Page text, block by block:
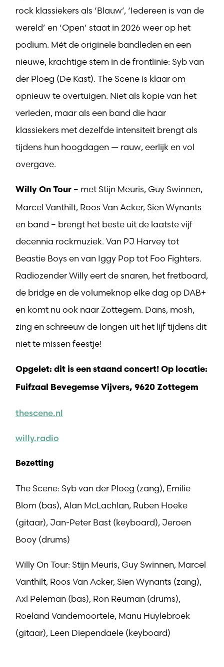
rock klassiekers als ‘Blauw’, ‘Iedereen is van de
wereld’ en ‘Open’ staat in 2026 weer op het
podium. Mét de originele bandleden en een
nieuwe, krachtige stem in de frontlinie: Syb van
der Ploeg (De Kast). The Scene is klaar om
opnieuw te overtuigen. Niet als kopie van het
verleden, maar als een band die haar
klassiekers met dezelfde intensiteit brengt als
tijdens hun hoogdagen — rauw, eerlijk en vol
overgave.
Willy On Tour – met Stijn Meuris, Guy Swinnen,
Marcel Vanthilt, Roos Van Acker, Sien Wynants
en band – brengt het beste uit de laatste vijf
decennia rockmuziek. Van PJ Harvey tot
Beastie Boys en van Iggy Pop tot Foo Fighters.
Radiozender Willy eert de snaren, het fretboard,
de bridge en de volumeknop elke dag op DAB+
en komt nu ook naar Zottegem. Dans, mosh,
zing en schreeuw de longen uit het lijf tijdens dit
niet te missen feestje!
Opgelet: dit is een staand concert! Op locatie:
Fuifzaal Bevegemse Vijvers, 9620 Zottegem
thescene.nl
willy.radio
Bezetting
The Scene: Syb van der Ploeg (zang), Emilie
Blom (bas), Alan McLachlan, Ruben Hoeke
(gitaar), Jan-Peter Bast (keyboard), Jeroen
Booy (drums)
Willy On Tour: Stijn Meuris, Guy Swinnen, Marcel
Vanthilt, Roos Van Acker, Sien Wynants (zang),
Axl Peleman (bas), Ron Reuman (drums),
Roeland Vandemoortele, Manu Huylebroek
(gitaar), Leen Diependaele (keyboard)